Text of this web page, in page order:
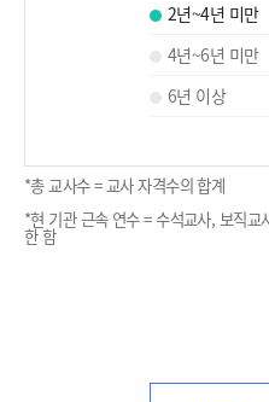
2년~4년 미만
4년~6년 미만
6년 이상
*총 교사수 = 교사 자격수의 합계
*현 기관 근속 연수 = 수석교사, 보직
한 함